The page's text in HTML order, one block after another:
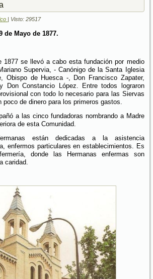
| Visto: 29517
de Mayo de 1877.
1877 se llevó a cabo esta fundación por medio
Supervia, - Canónigo de la Santa Iglesia
Obispo de Huesca -, Don Francisco Zapater,
Don Constancio López. Entre todos lograron
con todo lo necesario para las Siervas
poco de dinero para los primeros gastos.
a las cinco fundadoras nombrando a Madre
de esta Comunidad.
están dedicadas a la asistencia
enfermos particulares en establecimientos. Es
donde las Hermanas enfermas son
caridad.